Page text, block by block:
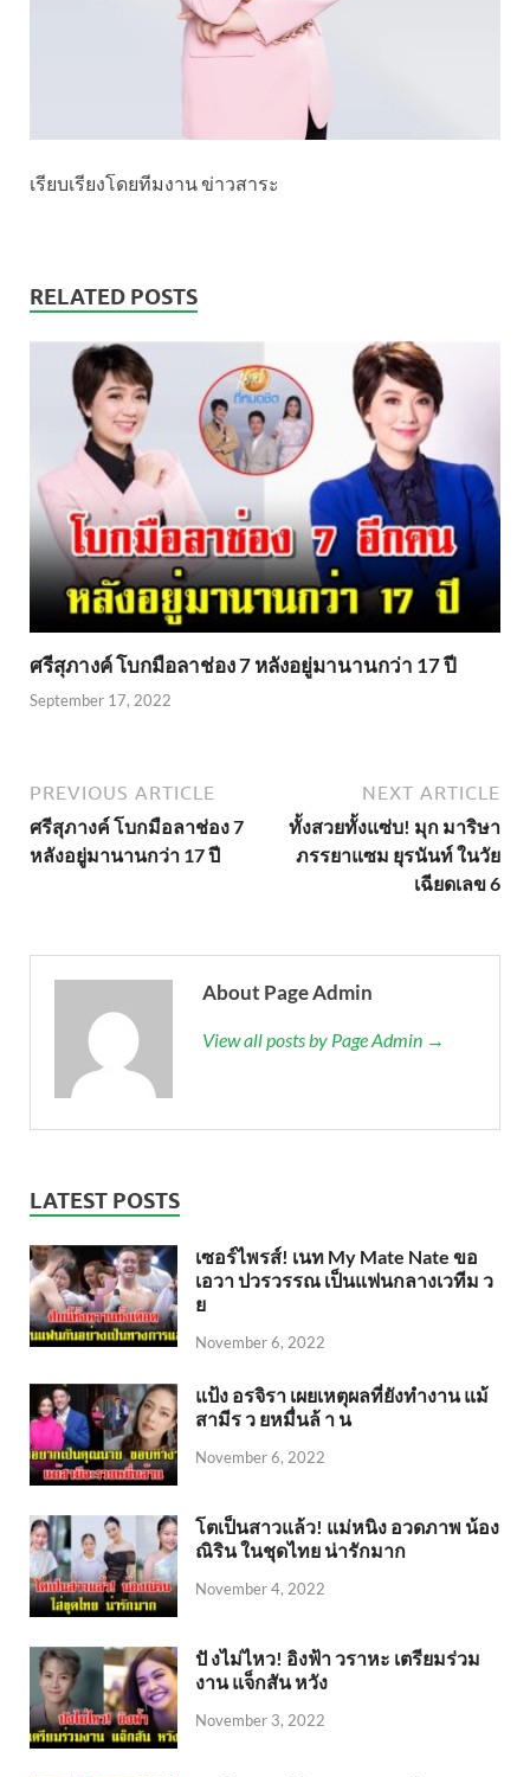
เรียบเรียงโดยทีมงาน ข่าวสาระ
RELATED POSTS
ศรีสุภางค์ โบกมือลาช่อง 7 หลังอยู่มานานกว่า 17 ปี
September 17, 2022
PREVIOUS ARTICLE
ศรีสุภางค์ โบกมือลาช่อง 7
หลังอยู่มานานกว่า 17 ปี
NEXT ARTICLE
ทั้งสวยทั้งแซ่บ! มุก มาริษา
ภรรยาแซม ยุรนันท์ ในวัย
เฉียดเลข 6
About Page Admin
View all posts by Page Admin →
LATEST POSTS
เซอร์ไพรส์! เนท My Mate Nate ขอ
เอวา ปวรวรรณ เป็นแฟนกลางเวทีม ว
ย
November 6, 2022
แป้ง อรจิรา เผยเหตุผลที่ยังทำงาน แม้
สามีร ว ยหมื่นล้ า น
November 6, 2022
โตเป็นสาวแล้ว! แม่หนิง อวดภาพ น้อง
ณิริน ในชุดไทย น่ารักมาก
November 4, 2022
ปั งไม่ไหว! อิงฟ้า วราหะ เตรียมร่วม
งาน แจ็กสัน หวัง
November 3, 2022